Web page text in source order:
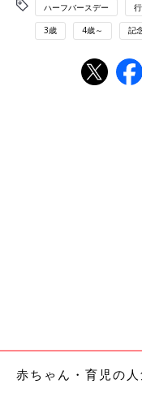
出典：Instagramアカウント
𝚊𝚢𝚞𝚖𝚒さんはタペスト
ージュで統一したセッ
ハーフバースデー
3歳 4歳～ 記
赤ちゃん・育児の